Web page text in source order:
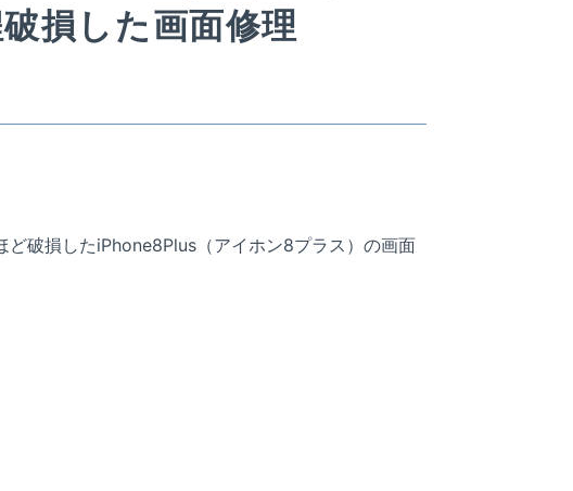
損した画面修理
破損したiPhone8Plus（アイホン8プラス）の画面